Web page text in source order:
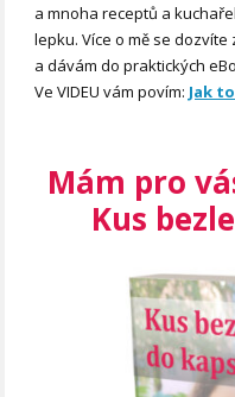
a mnoha receptů a
lepku. Více o mě se dozvíte
a dávám do praktických
Ve VIDEU vám povím: Jak
Mám pro
Kus